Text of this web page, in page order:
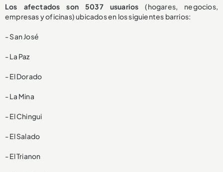
Los afectados son 5037 usuarios (hogares, negocios,
empresas y oficinas) ubicados en los siguientes barrios:
- San José
- La Paz
- El Dorado
- La Mina
- El Chingui
- El Salado
- El Trianon